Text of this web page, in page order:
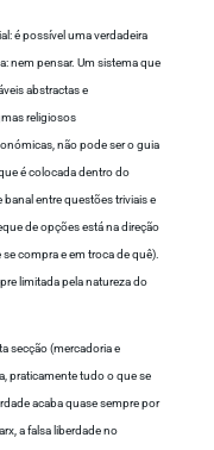
é possível uma verdadeira
nem pensar. Um sistema que
abstractas e
religiosos
não pode ser o guia
é colocada dentro do
entre questões triviais e
de opções está na direção
compra e em troca de quê).
limitada pela natureza do
secção (mercadoria e
praticamente tudo o que se
acaba quase sempre por
a falsa liberdade no